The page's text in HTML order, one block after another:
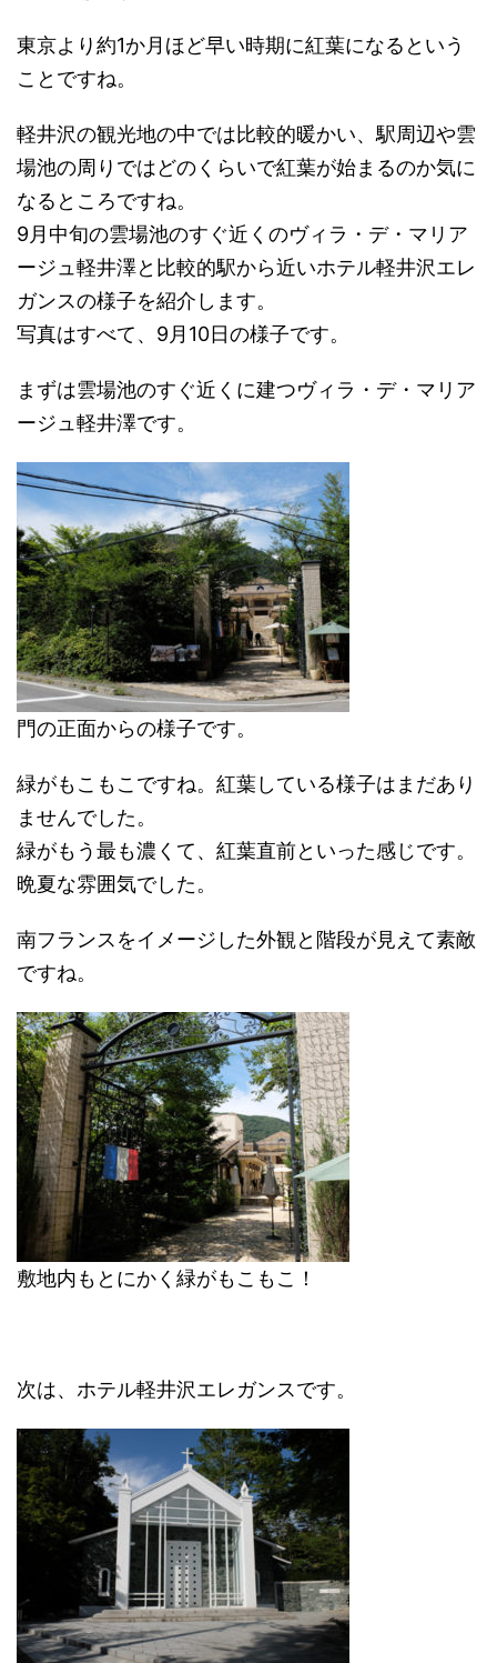
東京より約1か月ほど早い時期に紅葉になるという
ことですね。
軽井沢の観光地の中では比較的暖かい、駅周辺や雲
場池の周りではどのくらいで紅葉が始まるのか気に
なるところですね。
9月中旬の雲場池のすぐ近くのヴィラ・デ・マリア
ージュ軽井澤と比較的駅から近いホテル軽井沢エレ
ガンスの様子を紹介します。
写真はすべて、9月10日の様子です。
まずは雲場池のすぐ近くに建つヴィラ・デ・マリア
ージュ軽井澤です。
門の正面からの様子です。
緑がもこもこですね。紅葉している様子はまだあり
ませんでした。
緑がもう最も濃くて、紅葉直前といった感じです。
晩夏な雰囲気でした。
南フランスをイメージした外観と階段が見えて素敵
ですね。
敷地内もとにかく緑がもこもこ！
次は、ホテル軽井沢エレガンスです。